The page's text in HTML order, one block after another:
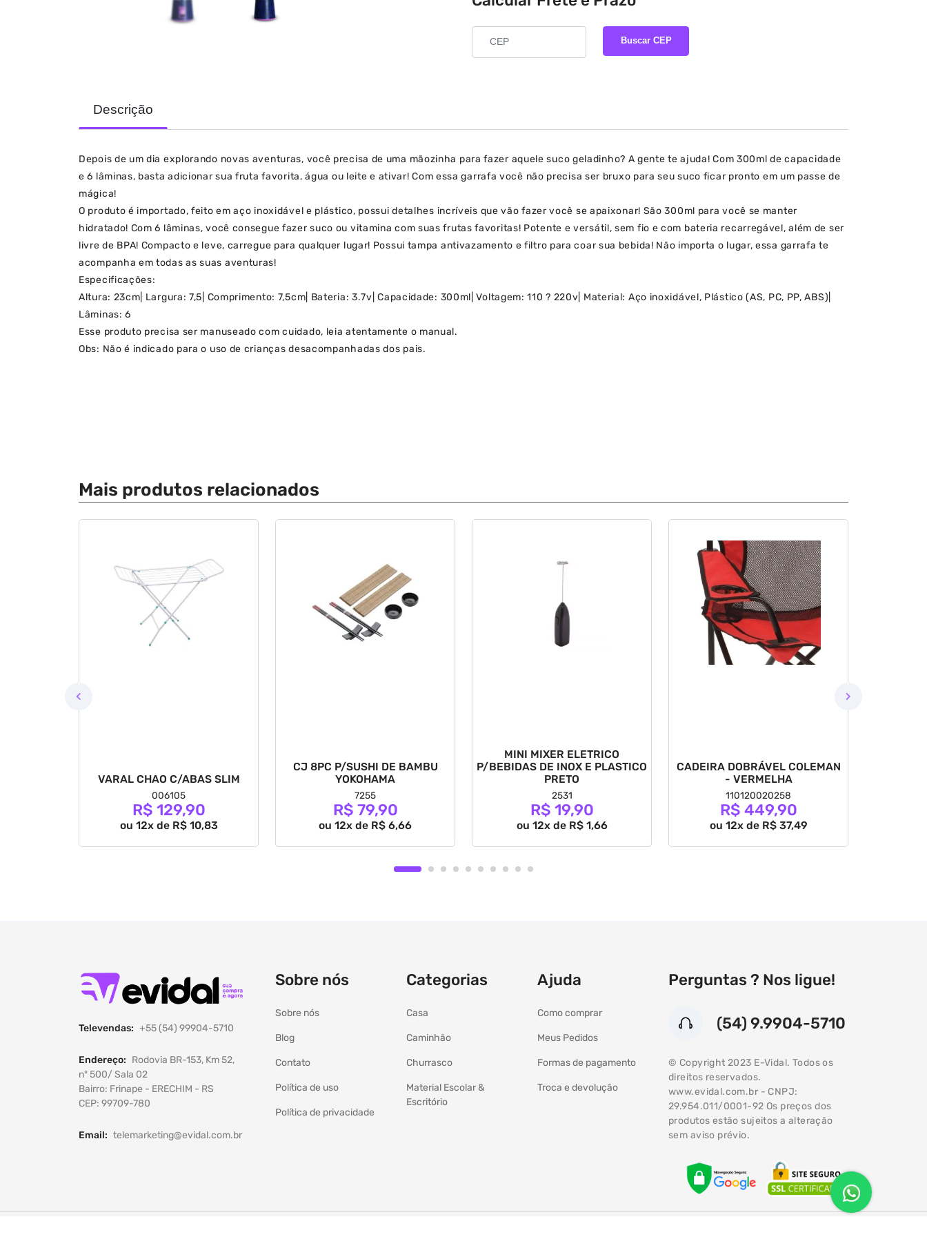
Buscar CEP
Descrição
Depois de um dia explorando novas aventuras, você precisa de uma mãozinha para fazer aquele suco geladinho? A gente te ajuda! Com 300ml de capacidade
e 6 lâminas, basta adicionar sua fruta favorita, água ou leite e ativar! Com essa garrafa você não precisa ser bruxo para seu suco ficar pronto em um passe de
mágica!
O produto é importado, feito em aço inoxidável e plástico, possui detalhes incríveis que vão fazer você se apaixonar! São 300ml para você se manter
hidratado! Com 6 lâminas, você consegue fazer suco ou vitamina com suas frutas favoritas! Potente e versátil, sem fio e com bateria recarregável, além de ser
livre de BPA! Compacto e leve, carregue para qualquer lugar! Possui tampa antivazamento e filtro para coar sua bebida! Não importa o lugar, essa garrafa te
acompanha em todas as suas aventuras!
Especificações:
Altura: 23cm| Largura: 7,5| Comprimento: 7,5cm| Bateria: 3.7v| Capacidade: 300ml| Voltagem: 110 ? 220v| Material: Aço inoxidável, Plástico (AS, PC, PP, ABS)|
Lâminas: 6
Esse produto precisa ser manuseado com cuidado, leia atentamente o manual.
Obs: Não é indicado para o uso de crianças desacompanhadas dos pais.
Mais produtos relacionados
VARAL CHAO C/ABAS SLIM
006105
R$ 129,90
ou 12x de R$ 10,83
CJ 8PC P/SUSHI DE BAMBU
YOKOHAMA
7255
R$ 79,90
ou 12x de R$ 6,66
MINI MIXER ELETRICO
P/BEBIDAS DE INOX E PLASTICO
PRETO
2531
R$ 19,90
ou 12x de R$ 1,66
CADEIRA DOBRÁVEL COLEMAN
- VERMELHA
110120020258
R$ 449,90
ou 12x de R$ 37,49
Atendimento
Televendas: +55 (54) 99904-5710
Endereço: Rodovia BR-153, Km 52,
nº 500/ Sala 02
Bairro: Frinape - ERECHIM - RS
CEP: 99709-780
Email: telemarketing@evidal.com.br
Sobre nós
Sobre nós
Blog
Contato
Política de uso
Política de privacidade
Categorias
Casa
Caminhão
Churrasco
Material Escolar &
Escritório
Ajuda
Como comprar
Meus Pedidos
Formas de pagamento
Troca e devolução
Perguntas ? Nos ligue!
(54) 9.9904-5710
© Copyright 2023 E-Vidal. Todos os
direitos reservados.
www.evidal.com.br - CNPJ:
29.954.011/0001-92 Os preços dos
produtos estão sujeitos a alteração
sem aviso prévio.